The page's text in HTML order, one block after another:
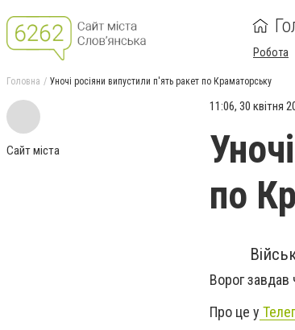
Робота
Головна Уночі росіяни випустили п'ять ракет по Краматорську
Сайт міста
11:06, 30 квітня
по
Ворог завдав
Про це у